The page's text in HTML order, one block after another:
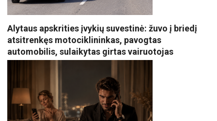
Alytaus apskrities įvykių suvestinė: žuvo į briedį
atsitrenkęs motociklininkas, pavogtas
automobilis, sulaikytas girtas vairuotojas